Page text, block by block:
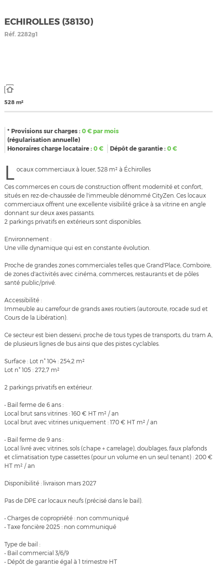
ECHIROLLES (38130)
Réf.2282g1
528 m²
* Provisions sur charges : 0€ par mois
(régularisation annuelle)
Honoraires charge locataire : 0€ Dépôt de garantie :0€
L ocaux commerciaux à louer, 528 m² à Échirolles
Ces commerces en cours de construction offrent modernité et confort,
situés en rez-de-chaussée de l'immeuble dénommé CityZen. Ces locaux
commerciaux offrent une excellente visibilité grâce à sa vitrine en angle
donnant sur deux axes passants.
2 parkings privatifs en extérieurs sont disponibles.
Environnement :
Une ville dynamique qui est en constante évolution.
Proche de grandes zones commerciales telles que Grand'Place, Comboire,
de zones d'activités avec cinéma, commerces, restaurants et de pôles
santé public/privé.
Accessibilité :
Immeuble au carrefour de grands axes routiers (autoroute, rocade sud et
Cours de la Libération).
Ce secteur est bien desservi, proche de tous types de transports, du tram A,
de plusieurs lignes de bus ainsi que des pistes cyclables.
Surface : Lot n° 104 : 254,2 m²
Lot n° 105 : 272,7 m²
2 parkings privatifs en extérieur.
• Bail ferme de 6 ans :
Local brut sans vitrines : 160 € HT m² / an
Local brut avec vitrines uniquement : 170 € HT m² / an
• Bail ferme de 9 ans :
Local livré avec vitrines, sols (chape + carrelage), doublages, faux plafonds
et climatisation type cassettes (pour un volume en un seul tenant) : 200 €
HT m² / an
Disponibilité : livraison mars 2027
Pas de DPE car locaux neufs (précisé dans le bail).
• Charges de copropriété : non communiqué
• Taxe foncière 2025 : non communiqué
Type de bail :
• Bail commercial 3/6/9
• Dépôt de garantie égal à 1 trimestre HT